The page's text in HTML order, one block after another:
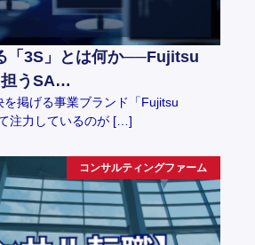
「3S」とは何か──Fujitsu
担うSA…
掲げる事業ブランド「Fujitsu
注力しているのが […]
コンサルティングファーム